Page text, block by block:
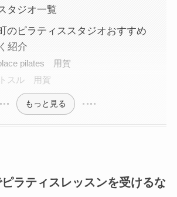
タジオ一覧
のピラティススタジオおすすめ
紹介
pilates 用賀
スル 用賀
もっと見る
ラティスレッスンを受けるな